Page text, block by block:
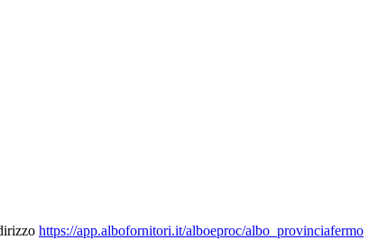
https://app.albofornitori.it/alboeproc/albo_provinciafermo